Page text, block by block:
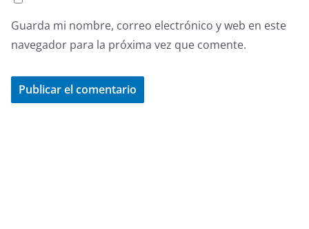
Guarda mi nombre, correo electrónico y web en este
navegador para la próxima vez que comente.